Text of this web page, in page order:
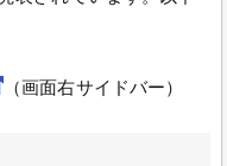
（画面右サイドバー）